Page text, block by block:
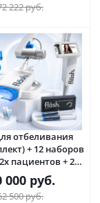
222руб.
отбеливания
+ 12 наборов
пациентов + 24
дома · White
(Германия)
000руб.
500руб.